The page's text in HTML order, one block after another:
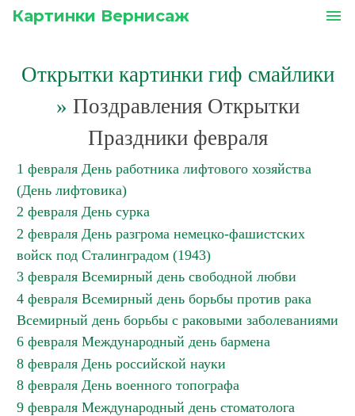
Картинки Вернисаж menu
Открытки картинки гиф смайлики
» Поздравления Открытки
Праздники февраля
1 февраля День работника лифтового хозяйства
(День лифтовика)
2 февраля День сурка
2 февраля День разгрома немецко-фашистcких
войск под Сталинградом (1943)
3 февраля Всемирный день свободной любви
4 февраля Всемирный день борьбы против рака
Всемирный день борьбы с раковыми заболеваниями
6 февраля Международный день бармена
8 февраля День российской науки
8 февраля День военного топографа
9 февраля Международный день стоматолога